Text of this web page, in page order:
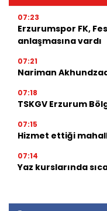
07:23
Erzurumspor FK,
anlaşmasına vardı
07:21
Nariman
07:18
TSKGV Erzurum
07:15
Hizmet ettiği
07:14
Yaz kurslarında